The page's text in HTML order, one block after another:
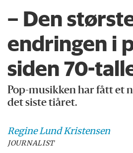
– Den
endringen i
siden 70-
Pop-musikken har fått et
det siste tiåret.
RegineLund Kristensen
JOURNALIST